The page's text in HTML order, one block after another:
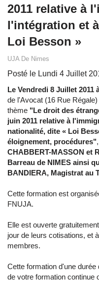
2011 relative à
l'intégration et
Loi Besson »
UJA De Nimes
Posté le Lundi 4 Juillet
Le Vendredi 8 Juillet 2011
de l'Avocat (16 Rue
thème "Le droit des
juin 2011 relative à
nationalité, dite « Loi
éloignement, procédures"
CHABBERT-MASSON et
Barreau de NIMES ainsi
BANDIERA, Magistrat au
Cette formation est
FNUJA.
Elle est ouverte
jour de leurs cotisations, et
membres.
Cette formation d'une
de votre formation continue